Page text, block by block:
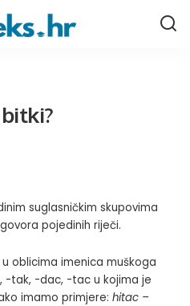
suglasničkim skupovima
pojedinih riječi.
oblicima imenica muškoga
-tak, -dac, -tac u kojima je
imamo primjere: hitac –